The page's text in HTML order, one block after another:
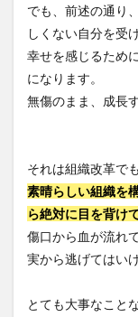
でも、前述の通り
しくない自分を受
幸せを感じるため
になります。
無傷のまま、成長
それは組織改革で
素晴らしい組織を
ら絶対に目を背け
傷口から血が流れ
実から逃げてはい
とても大事なこと